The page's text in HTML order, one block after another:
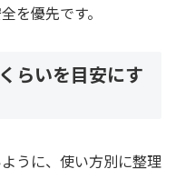
を優先です。
らいを目安にす
うに、使い方別に整理